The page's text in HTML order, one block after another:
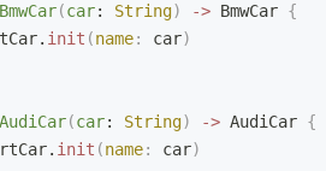
(car: String) -> BmwCar {
init (name: car)
(car: String) -> AudiCar {
init (name: car)